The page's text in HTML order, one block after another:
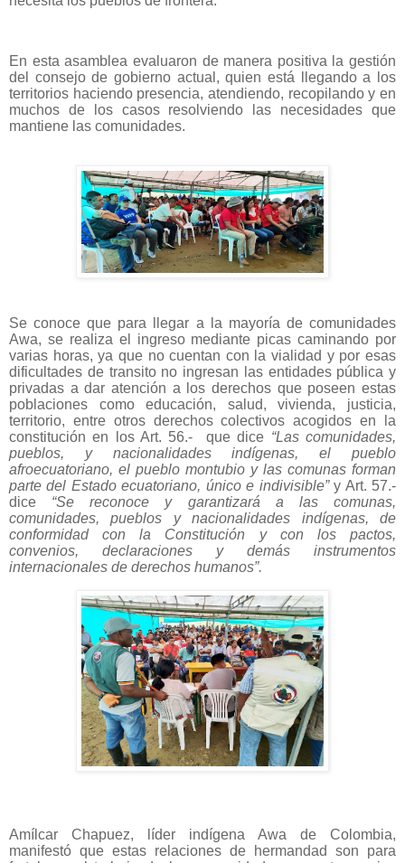
En esta asamblea evaluaron de manera positiva la gestión
del consejo de gobierno actual, quien está llegando a los
territorios haciendo presencia, atendiendo, recopilando y en
muchos de los casos resolviendo las necesidades que
mantiene las comunidades.
Se conoce que para llegar a la mayoría de comunidades
Awa, se realiza el ingreso mediante picas caminando por
varias horas, ya que no cuentan con la vialidad y por esas
dificultades de transito no ingresan las entidades pública y
privadas a dar atención a los derechos que poseen estas
poblaciones como educación, salud, vivienda, justicia,
territorio, entre otros derechos colectivos acogidos en la
constitución en los Art. 56.-
que dice “Las comunidades,
pueblos, y nacionalidades indígenas, el pueblo
afroecuatoriano, el pueblo montubio y las comunas forman
parte del Estado ecuatoriano, único e indivisible”y Art. 57.-
dice “Se reconoce y garantizará a las comunas,
comunidades, pueblos y nacionalidades indígenas, de
conformidad con la Constitución y con los pactos,
convenios, declaraciones y demás instrumentos
internacionales de derechos humanos”.
Amílcar Chapuez, líder indígena Awa de Colombia,
manifestó que estas relaciones de hermandad son para